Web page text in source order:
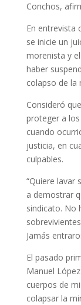
Conchos,
En entrevista
se inicie un
morenista y
haber
colapso de la
Consideró
proteger a
cuando
justicia, en
culpables.
“Quiere lavar
a demostrar
sindicato. No
Jamás
El pasado
Manuel
cuerpos de
colapsar la